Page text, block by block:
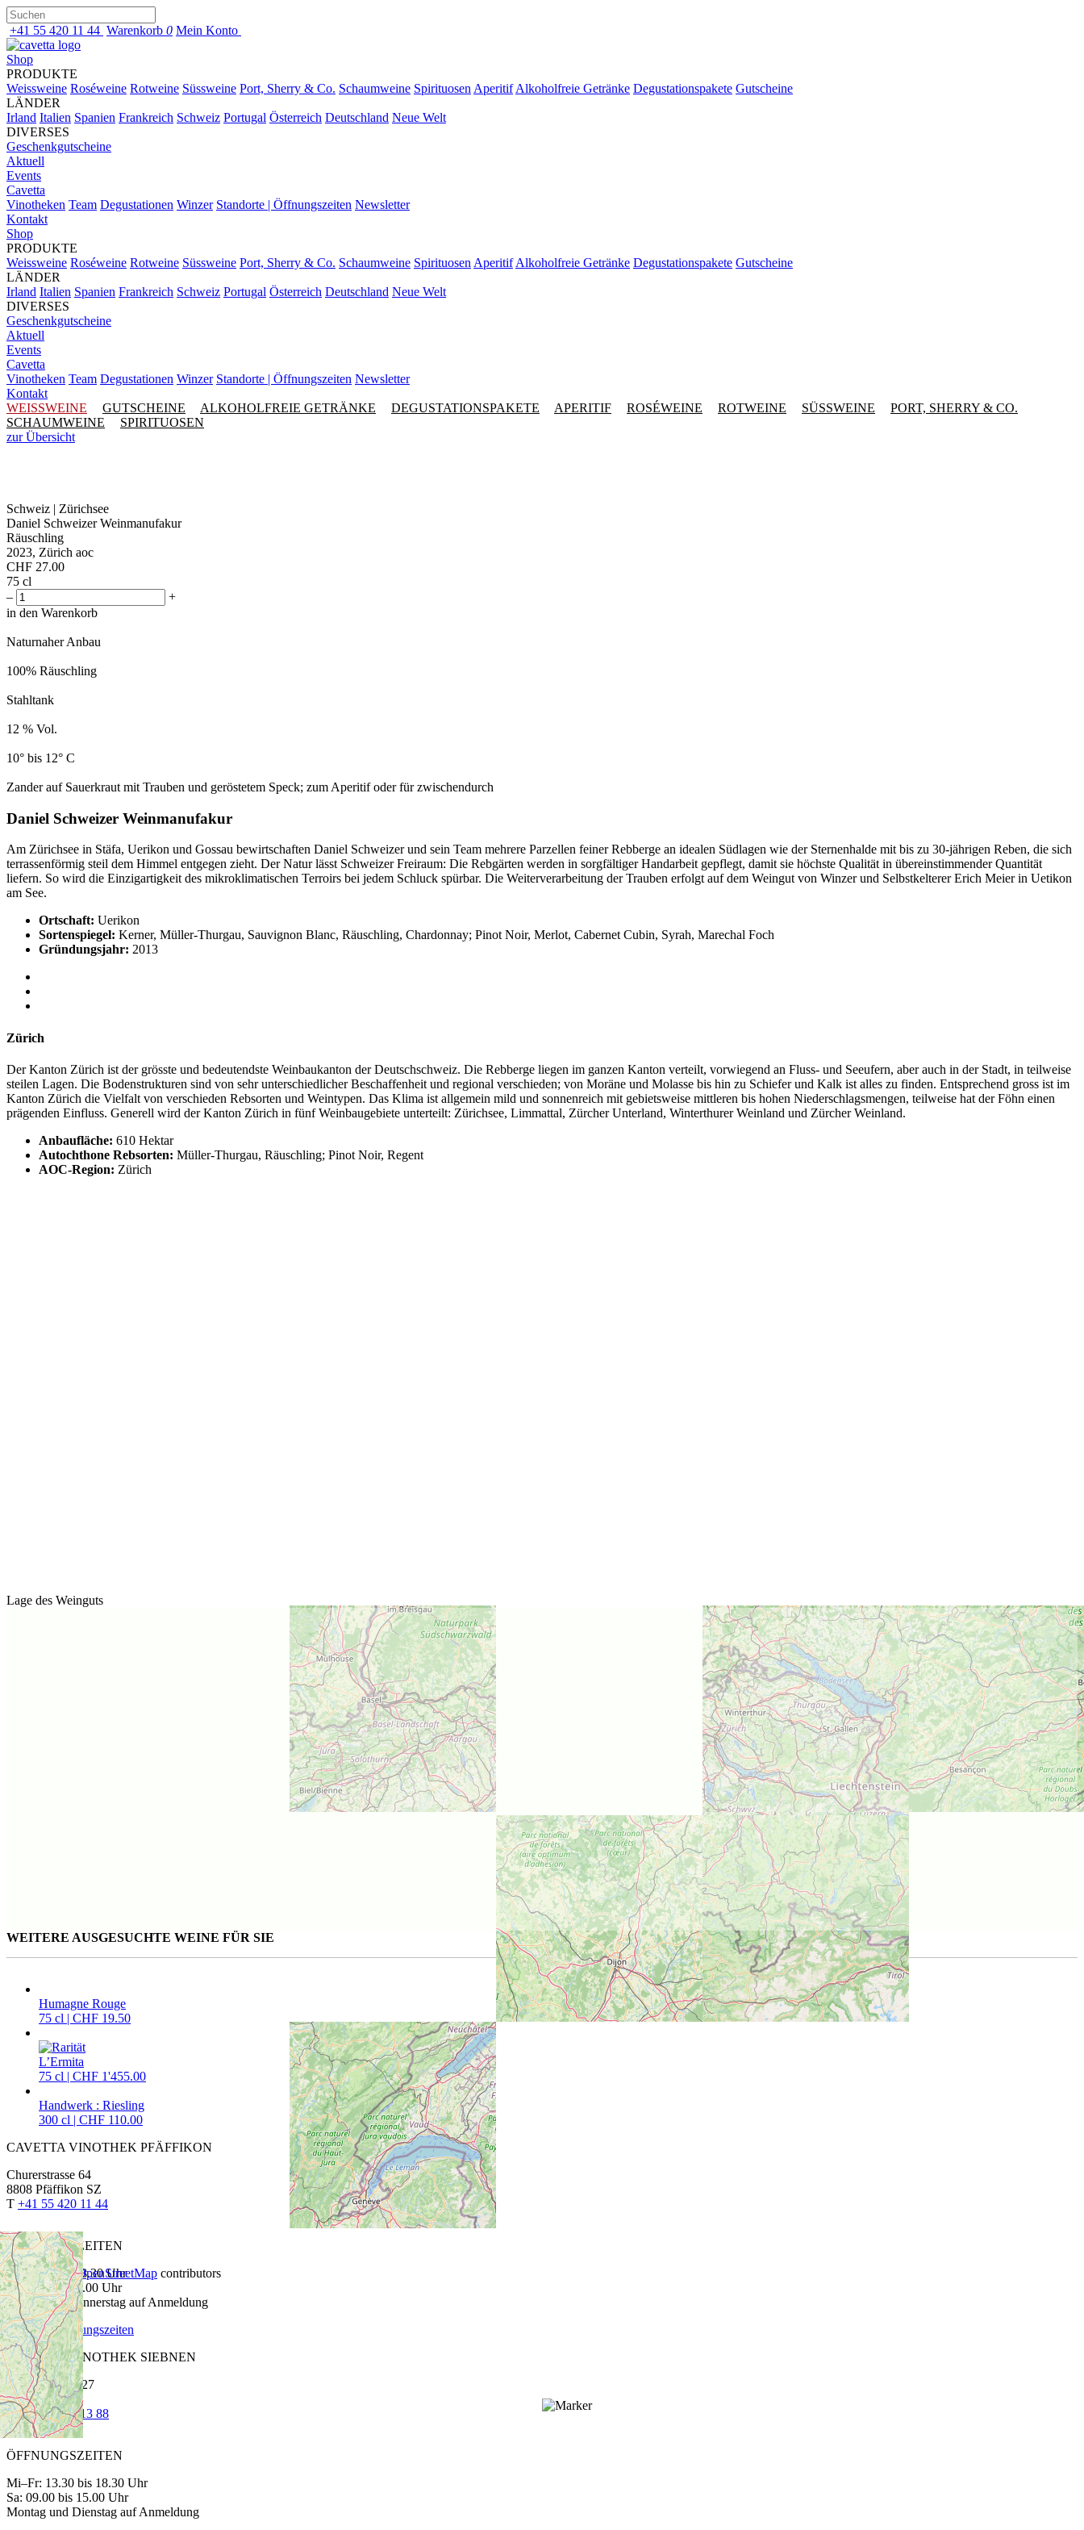
+41 55 420 11 44 Warenkorb 0 Mein Konto
Shop
PRODUKTE
Weissweine Roséweine Rotweine Süssweine Port, Sherry & Co. Schaumweine Spirituosen Aperitif Alkoholfreie Getränke Degustationspakete Gutscheine
LÄNDER
Irland Italien Spanien Frankreich Schweiz Portugal Österreich Deutschland Neue Welt
DIVERSES
Geschenkgutscheine
Aktuell
Events
Cavetta
Vinotheken Team Degustationen Winzer Standorte | Öffnungszeiten Newsletter
Kontakt
Shop
PRODUKTE
Weissweine Roséweine Rotweine Süssweine Port, Sherry & Co. Schaumweine Spirituosen Aperitif Alkoholfreie Getränke Degustationspakete Gutscheine
LÄNDER
Irland Italien Spanien Frankreich Schweiz Portugal Österreich Deutschland Neue Welt
DIVERSES
Geschenkgutscheine
Aktuell
Events
Cavetta
Vinotheken Team Degustationen Winzer Standorte | Öffnungszeiten Newsletter
Kontakt
WEISSWEINE
GUTSCHEINE ALKOHOLFREIE GETRÄNKE DEGUSTATIONSPAKETE APERITIF ROSÉWEINE ROTWEINE SÜSSWEINE
PORT, SHERRY & CO.
SCHAUMWEINE
SPIRITUOSEN
zur Übersicht
Schweiz | Zürichsee
Daniel Schweizer Weinmanufakur
Räuschling
2023, Zürich aoc
CHF 27.00
75 cl
–
+
in den Warenkorb
Naturnaher Anbau
100% Räuschling
Stahltank
12 % Vol.
10° bis 12° C
Zander auf Sauerkraut mit Trauben und geröstetem Speck; zum Aperitif oder für zwischendurch
Daniel Schweizer Weinmanufakur
Am Zürichsee in Stäfa, Uerikon und Gossau bewirtschaften Daniel Schweizer und sein Team mehrere Parzellen feiner Rebberge an idealen Südlagen wie der Sternenhalde mit bis zu 30-jährigen Reben, die sich
terrassenförmig steil dem Himmel entgegen zieht. Der Natur lässt Schweizer Freiraum: Die Rebgärten werden in sorgfältiger Handarbeit gepflegt, damit sie höchste Qualität in übereinstimmender Quantität
liefern. So wird die Einzigartigkeit des mikroklimatischen Terroirs bei jedem Schluck spürbar. Die Weiterverarbeitung der Trauben erfolgt auf dem Weingut von Winzer und Selbstkelterer Erich Meier in Uetikon
am See.
Ortschaft: Uerikon
Sortenspiegel: Kerner, Müller-Thurgau, Sauvignon Blanc, Räuschling, Chardonnay; Pinot Noir, Merlot, Cabernet Cubin, Syrah, Marechal Foch
Gründungsjahr: 2013
Zürich
Der Kanton Zürich ist der grösste und bedeutendste Weinbaukanton der Deutschschweiz. Die Rebberge liegen im ganzen Kanton verteilt, vorwiegend an Fluss- und Seeufern, aber auch in der Stadt, in teilweise
steilen Lagen. Die Bodenstrukturen sind von sehr unterschiedlicher Beschaffenheit und regional verschieden; von Moräne und Molasse bis hin zu Schiefer und Kalk ist alles zu finden. Entsprechend gross ist im
Kanton Zürich die Vielfalt von verschieden Rebsorten und Weintypen. Das Klima ist allgemein mild und sonnenreich mit gebietsweise mittleren bis hohen Niederschlagsmengen, teilweise hat der Föhn einen
prägenden Einfluss. Generell wird der Kanton Zürich in fünf Weinbaugebiete unterteilt: Zürichsee, Limmattal, Zürcher Unterland, Winterthurer Weinland und Zürcher Weinland.
Anbaufläche: 610 Hektar
Autochthone Rebsorten: Müller-Thurgau, Räuschling; Pinot Noir, Regent
AOC-Region: Zürich
Lage des Weinguts
+−
Leaflet |©OpenStreetMap contributors
WEITERE AUSGESUCHTE WEINE FÜR SIE
Humagne Rouge
75 cl | CHF 19.50
L’Ermita
75 cl | CHF 1'455.00
Handwerk : Riesling
300 cl | CHF 110.00
CAVETTA VINOTHEK PFÄFFIKON
Churerstrasse 64
8808 Pfäffikon SZ
T +41 55 420 11 44
ÖFFNUNGSZEITEN
Fr: 13.30 bis 18.30 Uhr
Sa: 9.00 bis 15.00 Uhr
Montag bis Donnerstag auf Anmeldung
Spezielle Öffnungszeiten
CAVETTA VINOTHEK SIEBNEN
Glarnerstrasse 27
8854 Siebnen
T+41 55 440 13 88
ÖFFNUNGSZEITEN
Mi–Fr: 13.30 bis 18.30 Uhr
Sa: 09.00 bis 15.00 Uhr
Montag und Dienstag auf Anmeldung